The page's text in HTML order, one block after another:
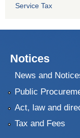
Service Tax
Notices
News and
Public
Act, law and
Tax and Fees